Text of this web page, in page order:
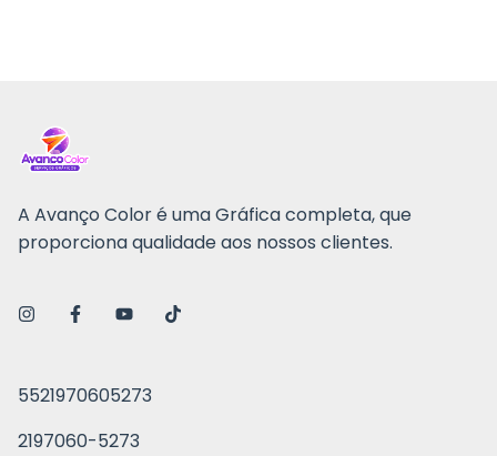
A Avanço Color é uma Gráfica completa, que
proporciona qualidade aos nossos clientes.
5521970605273
2197060-5273